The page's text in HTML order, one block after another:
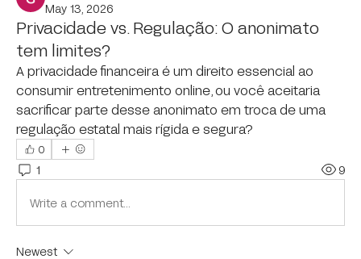
May 13, 2026
Privacidade vs. Regulação: O anonimato
tem limites?
A privacidade financeira é um direito essencial ao
consumir entretenimento online, ou você aceitaria
sacrificar parte desse anonimato em troca de uma
regulação estatal mais rígida e segura?
0
1 9
Write a comment...
Newest